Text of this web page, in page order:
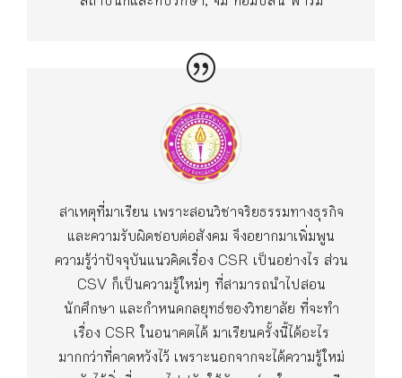
สาเหตุที่มาเรียน เพราะสอนวิชาจริยธรรมทางธุรกิจ
และความรับผิดชอบต่อสังคม จึงอยากมาเพิ่มพูน
ความรู้ว่าปัจจุบันแนวคิดเรื่อง CSR เป็นอย่างไร ส่วน
CSV ก็เป็นความรู้ใหม่ๆ ที่สามารถนำไปสอน
นักศึกษา และกำหนดกลยุทธ์ของวิทยาลัย ที่จะทำ
เรื่อง CSR ในอนาคตได้ มาเรียนครั้งนี้ได้อะไร
มากกว่าที่คาดหวังไว้ เพราะนอกจากจะได้ความรู้ใหม่